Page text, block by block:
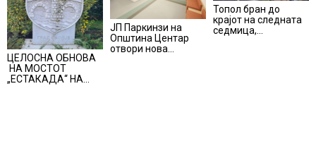
ЦЕЛОСНА ОБНОВА
НА МОСТОТ
„ЕСТАКАДА“ НА
ЈП Паркинзи на
Општина Центар
отвори нова
Топол бран до
крајот на следната
седмица,